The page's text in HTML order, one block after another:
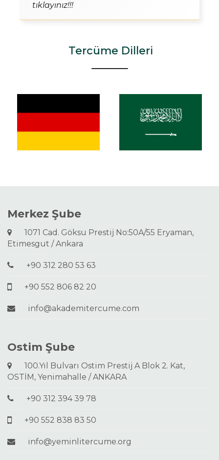
tıklayınız!!!
Tercüme Dilleri
Merkez Şube
1071 Cad. Göksu Prestij No:50A/55 Eryaman,
Etimesgut / Ankara
+90 312 280 53 63
+90 552 806 82 20
info@akademitercume.com
Ostim Şube
100.Yıl Bulvarı Ostim Prestij A Blok 2. Kat,
OSTİM, Yenimahalle / ANKARA
+90 312 394 39 78
+90 552 838 83 50
info@yeminlitercume.org